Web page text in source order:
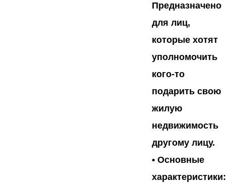
Предназначено
для лиц,
которые хотят
уполномочить
кого-то
подарить свою
жилую
недвижимость
другому лицу.
• Основные
характеристики: